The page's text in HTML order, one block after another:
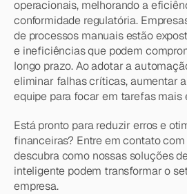
operacionais, melhorando a
conformidade regulatória.
de processos manuais estão
e ineficiências que podem
longo prazo. Ao adotar a
eliminar falhas críticas, aumentar
equipe para focar em tarefas mais
Está pronto para reduzir erros e
financeiras? Entre em contato
descubra como nossas soluções
inteligente podem transformar o
empresa.